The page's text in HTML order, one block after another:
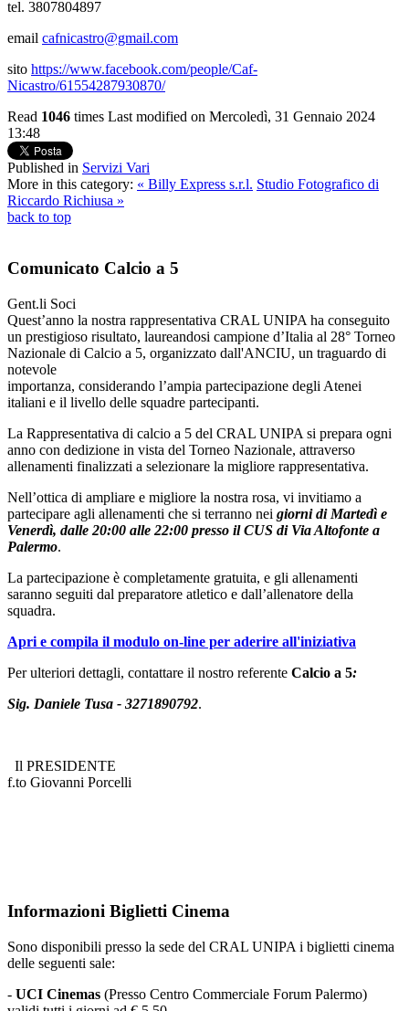
tel. 3807804897
email cafnicastro@gmail.com
sito https://www.facebook.com/people/Caf-
Nicastro/61554287930870/
Read 1046 times Last modified on Mercoledì, 31 Gennaio 2024
13:48
Published in Servizi Vari
More in this category: « Billy Express s.r.l. Studio Fotografico di
Riccardo Richiusa »
back to top
Comunicato Calcio a 5
Gent.li Soci
Quest’anno la nostra rappresentativa CRAL UNIPA ha conseguito
un prestigioso risultato, laureandosi campione d’Italia al 28° Torneo
Nazionale di Calcio a 5, organizzato dall'ANCIU, un traguardo di
notevole
importanza, considerando l’ampia partecipazione degli Atenei
italiani e il livello delle squadre partecipanti.
La Rappresentativa di calcio a 5 del CRAL UNIPA si prepara ogni
anno con dedizione in vista del Torneo Nazionale, attraverso
allenamenti finalizzati a selezionare la migliore rappresentativa.
Nell’ottica di ampliare e migliore la nostra rosa, vi invitiamo a
partecipare agli allenamenti che si terranno nei giorni di Martedì e
Venerdì, dalle 20:00 alle 22:00 presso il CUS di Via Altofonte a
Palermo.
La partecipazione è completamente gratuita, e gli allenamenti
saranno seguiti dal preparatore atletico e dall’allenatore della
squadra.
Apri e compila il modulo on-line per aderire all'iniziativa
Per ulteriori dettagli, contattare il nostro referente Calcio a 5:
Sig. Daniele Tusa - 3271890792.
Il PRESIDENTE
f.to Giovanni Porcelli
Informazioni Biglietti Cinema
Sono disponibili presso la sede del CRAL UNIPA i biglietti cinema
delle seguenti sale:
- UCI Cinemas (Presso Centro Commerciale Forum Palermo)